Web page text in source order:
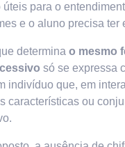
para o
e o aluno precisa ter
determina o mesmo
só se expressa
indivíduo que, em
características ou